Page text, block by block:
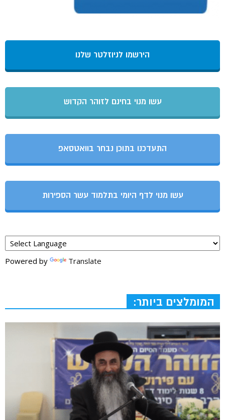
הירשמו לניוזלטר שלנו
עשו מנוי בחינם לזוהר הקדוש
התעדכנו בתוכן נבחר בוואטסאפ
עשו מנוי לדף היומי בתלמוד עשר הספירות
Powered by Translate
המומלצים ביותר: